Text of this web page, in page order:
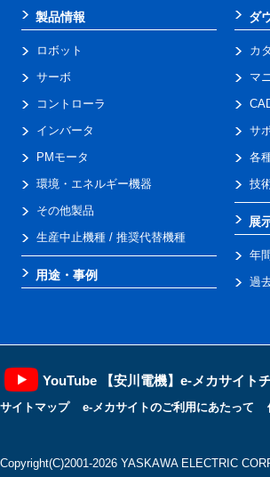
製品情報
ロボット
サーボ
コントローラ
インバータ
PMモータ
環境・エネルギー機器
その他製品
生産中止機種 / 推奨代替機種
用途・事例
ダ
カ
マ
サ
各
技
展
年
過
YouTube 【安川電機】e-メカサイト
サイトマップ e-メカサイトのご利用にあたって
Copyright(C)2001‐2026 YASKAWA ELECTRIC